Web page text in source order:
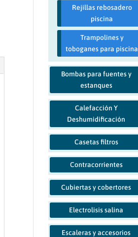
Rejillas rebosadero
piscina
Trampolines y
toboganes para piscina
Bombas para fuentes y
estanques
Calefacción Y
Deshumidificación
Casetas filtros
Contracorrientes
Cubiertas y cobertores
Electrolisis salina
Escaleras y accesorios